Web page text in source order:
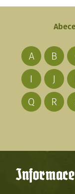
A B
I
J
Q
R